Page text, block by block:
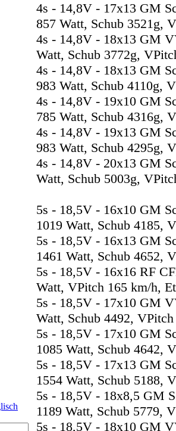
4s - 14,8V - 17x13 GM
857 Watt, Schub 3521g,
4s - 14,8V - 18x13 GM
Watt, Schub 3772g,
4s - 14,8V - 18x13 GM
983 Watt, Schub 4110g,
4s - 14,8V - 19x10 GM
785 Watt, Schub 4316g,
4s - 14,8V - 19x13 GM
983 Watt, Schub 4295g,
4s - 14,8V - 20x13 GM
Watt, Schub 5003g,
5s - 18,5V - 16x10 GM
1019 Watt, Schub 4185,
5s - 18,5V - 16x13 GM
1461 Watt, Schub 4652,
5s - 18,5V - 16x16 RF
Watt, VPitch 165 km/h,
5s - 18,5V - 17x10 GM
Watt, Schub 4492,
5s - 18,5V - 17x10 GM
1085 Watt, Schub 4642,
5s - 18,5V - 17x13 GM
1554 Watt, Schub 5188,
5s - 18,5V - 18x8,5 GM
1189 Watt, Schub 5779,
5s - 18,5V - 18x10 GM